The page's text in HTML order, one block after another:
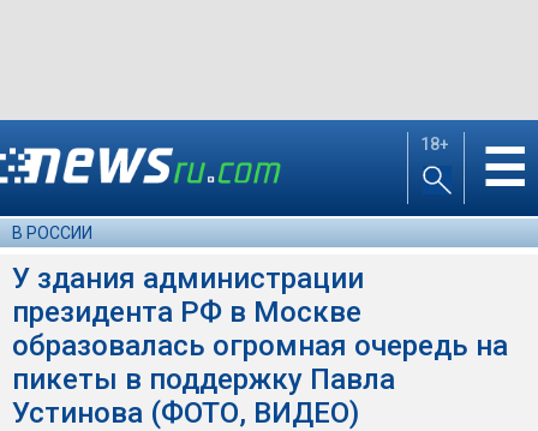
18+ ☰
В РОССИИ
У здания администрации
президента РФ в Москве
образовалась огромная очередь на
пикеты в поддержку Павла
Устинова (ФОТО, ВИДЕО)